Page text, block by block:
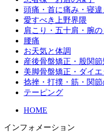
頭痛・首に痛み・寝
愛すべき上野界隈
肩こり・五十肩・腕
腰痛
お天気と体調
産後骨盤矯正・股関節
美脚骨盤矯正・ダイ
捻挫・打撲・筋・関節
テーピング
HOME
インフォメーション